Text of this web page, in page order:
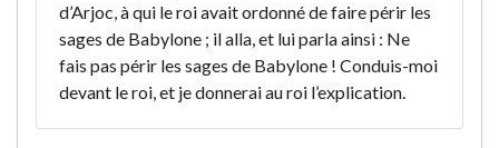
d’Arjoc, à qui le roi avait ordonné de faire périr les
sages de Babylone ; il alla, et lui parla ainsi : Ne
fais pas périr les sages de Babylone ! Conduis-moi
devant le roi, et je donnerai au roi l’explication.